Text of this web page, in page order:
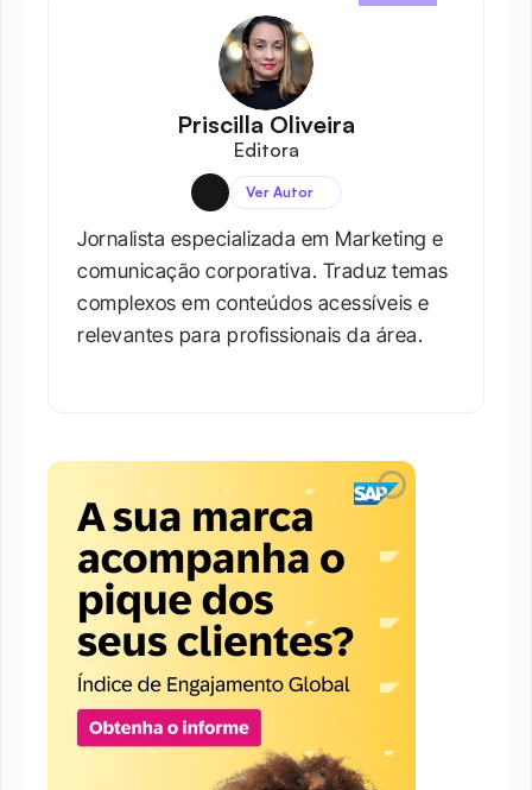
Priscilla Oliveira
Editora
Ver Autor
Jornalista especializada em Marketing e
comunicação corporativa. Traduz temas
complexos em conteúdos acessíveis e
relevantes para profissionais da área.​